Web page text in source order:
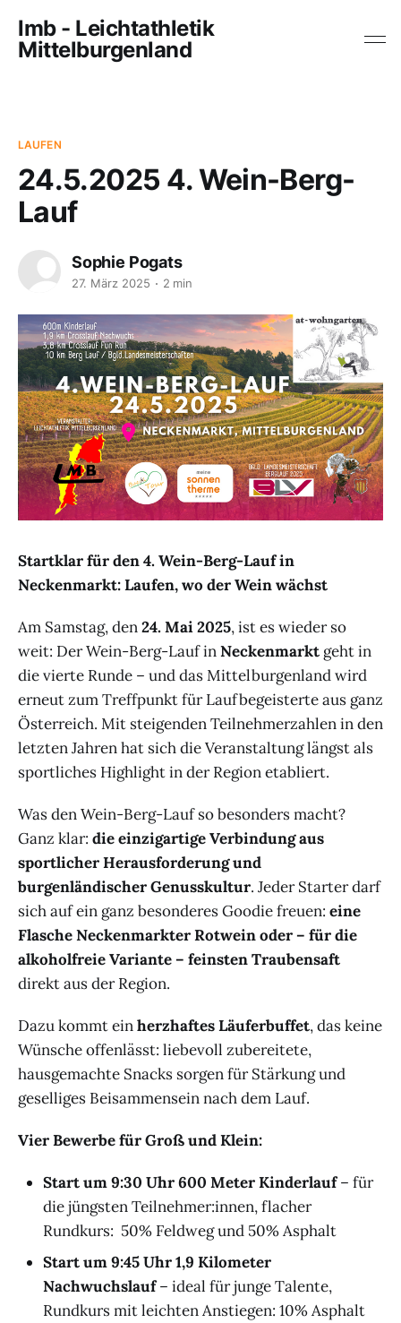
lmb - Leichtathletik
Mittelburgenland
LAUFEN
24.5.2025 4. Wein-Berg-
Lauf
Sophie Pogats
27. März 2025 2 min
Startklar für den 4. Wein-Berg-Lauf in
Neckenmarkt: Laufen, wo der Wein wächst
Am Samstag, den24. Mai 2025, ist es wieder so
weit: Der Wein-Berg-Lauf inNeckenmarkt geht in
die vierte Runde – und das Mittelburgenland wird
erneut zum Treffpunkt für Laufbegeisterte aus ganz
Österreich. Mit steigenden Teilnehmerzahlen in den
letzten Jahren hat sich die Veranstaltung längst als
sportliches Highlight in der Region etabliert.
Was den Wein-Berg-Lauf so besonders macht?
Ganz klar: die einzigartige Verbindung aus
sportlicher Herausforderung und
burgenländischer Genusskultur. Jeder Starter darf
sich auf ein ganz besonderes Goodie freuen: eine
Flasche Neckenmarkter Rotwein oder – für die
alkoholfreie Variante – feinsten Traubensaft
direkt aus der Region.
Dazu kommt einherzhaftes Läuferbuffet, das keine
Wünsche offenlässt: liebevoll zubereitete,
hausgemachte Snacks sorgen für Stärkung und
geselliges Beisammensein nach dem Lauf.
Vier Bewerbe für Groß und Klein:
Start um 9:30 Uhr 600 Meter Kinderlauf– für
die jüngsten Teilnehmer:innen, flacher
Rundkurs: 50% Feldweg und 50% Asphalt
Start um 9:45 Uhr 1,9 Kilometer
Nachwuchslauf– ideal für junge Talente,
Rundkurs mit leichten Anstiegen: 10% Asphalt